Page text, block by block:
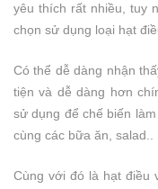
yêu thích rất nhiều, tuy
chọn sử dụng loại hạt
Có thể dễ dàng nhận
tiện và dễ dàng hơn
sử dụng để chế biến
cùng các bữa ăn, salad..
Cùng với đó là hạt điều